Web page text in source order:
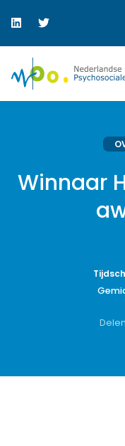
Winnaar